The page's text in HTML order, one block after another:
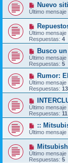
Nuevo
Último mensaje
Último mensaje
Respuestas: 4
Busco
Último mensaje
Respuestas: 5
Rumor:
Último mensaje
Respuestas: 13
Último mensaje
Respuestas: 11
::
Último mensaje
Último mensaje
Respuestas: 5